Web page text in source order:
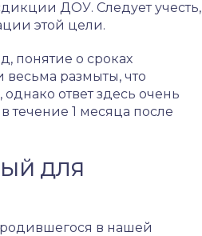
ДОУ. Следует учесть,
этой цели.
понятие о сроках
весьма размыты, что
ответ здесь очень
1 месяца после
ДЛЯ
в нашей